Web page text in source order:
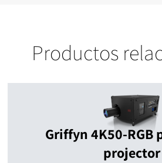
Productos
Griffyn 4K50-RGB
projector